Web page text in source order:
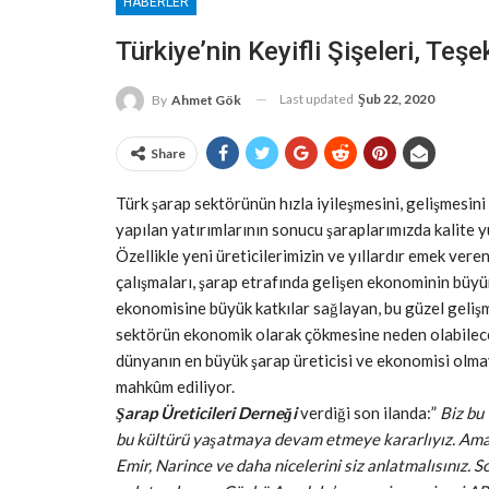
Türkiye’nin Keyifli Şişeleri,
By Ahmet Gök Last updated Şub 22, 2020
Share
Türk şarap sektörünün hızla iyileşmesini,
yapılan yatırımlarının sonucu şaraplarımızda
Özellikle yeni üreticilerimizin ve yıllardır emek
çalışmaları, şarap etrafında gelişen ekonominin
ekonomisine büyük katkılar sağlayan, bu güzel
sektörün ekonomik olarak çökmesine neden
dünyanın en büyük şarap üreticisi ve ekonomisi
mahkûm ediliyor.
Şarap Üreticileri Derneğiverdiği son ilanda:” Biz
bu kültürü yaşatmaya devam etmeye kararlıyız.
Emir, Narince ve daha nicelerini siz anlatmalısınız.